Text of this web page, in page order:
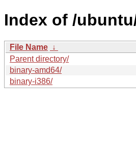
Index of /
File Name ↓
Parent directory/
binary-amd64/
binary-i386/